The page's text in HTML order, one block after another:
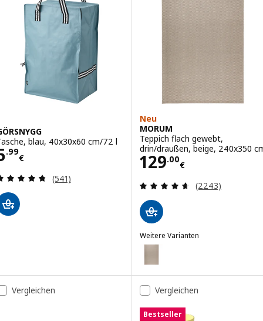
blau, 40x30x60 cm/72 l
.99
€ 5.99€
Bewertungen: 4.7 von 5 Sternen. Bewertungen
(541)
Neu
MORUM
Teppich flach gewebt,
drin/draußen, beige, 240x350
129.00
€
Preis 129.00€
Bewertungen:
(2243)
Weitere Varianten
MORUM
Option: MORUM, Teppich flach
Vergleichen Vergleichen
Bestseller